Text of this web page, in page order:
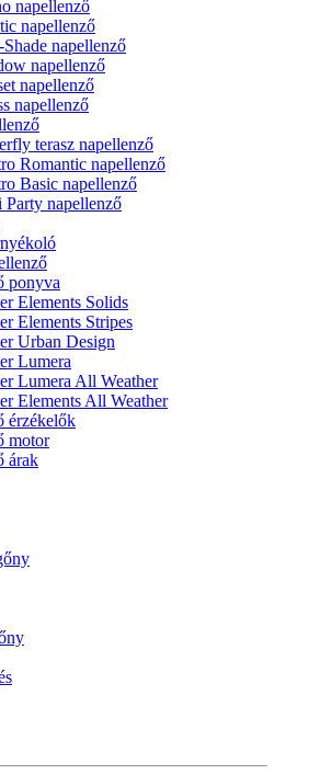
napellenző
napellenző
napellenző
napellenző
napellenző
napellenző
terasz napellenző
Romantic napellenző
Basic napellenző
napellenző
ponyva
Elements Solids
Elements Stripes
Urban Design
Lumera
Lumera All Weather
Elements All Weather
érzékelők
motor
árak